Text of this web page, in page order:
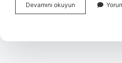
Devamını okuyun Konuşma
Ile
Kavramlar